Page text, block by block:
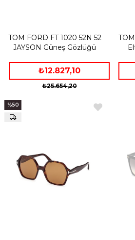
TOM FORD FT 1020 52N 52
JAYSON Güneş Gözlüğü
₺12.827,10
₺25.654,20
%50